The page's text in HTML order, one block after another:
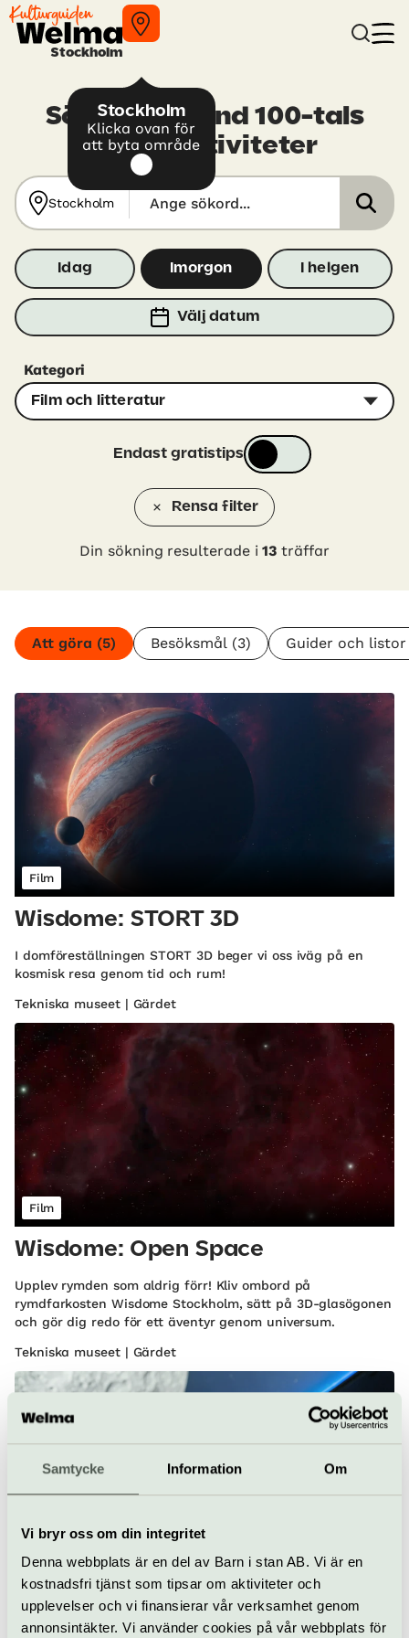
Samtycke Information Om
Vi bryr oss om din integritet
Denna webbplats är en del av Barn i stan AB. Vi är en
kostnadsfri tjänst som tipsar om aktiviteter och
upplevelser och vi finansierar vår verksamhet genom
annonsintäkter. Vi använder cookies på vår webbplats för
Stockholm
Stockholm
Klicka ovan för
att byta område
Sök själv bland 100-tals
kulturaktiviteter
Stockholm
Idag Imorgon I helgen
Välj datum
Kategori
Film och litteratur
Endast gratistips
Rensa filter
Din sökning resulterade i13 träffar
Att göra (5) Besöksmål (3) Guider och listor
Film
Wisdome: STORT 3D
I domföreställningen STORT 3D beger vi oss iväg på en
kosmisk resa genom tid och rum!
Tekniska museet | Gärdet
Film
Wisdome: Open Space
Upplev rymden som aldrig förr! Kliv ombord på
rymdfarkosten Wisdome Stockholm, sätt på 3D-glasögonen
och gör dig redo för ett äventyr genom universum.
Tekniska museet | Gärdet
Film
Wisdome: Making Magic
Följ på en hisnande resa och upptäck hur effekter skapas